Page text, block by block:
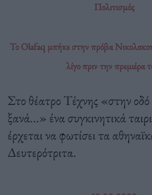
Πολιτισμός
Το Olafaq μπήκε στην πρόβα
λίγο πριν την πρεμιέρα
Στο θέατρο Τέχνης «στην
ξανά...» ένα συγκινητικά
έρχεται να φωτίσει τα
Δευτερότριτα.